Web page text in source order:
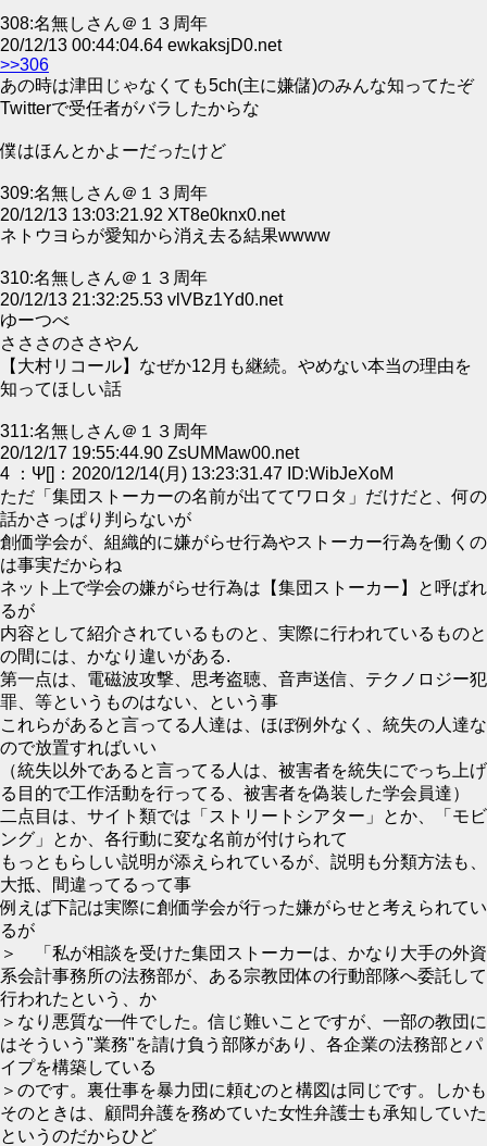
308:名無しさん＠１３周年
20/12/13 00:44:04.64 ewkaksjD0.net
>>306
あの時は津田じゃなくても5ch(主に嫌儲)のみんな知ってたぞ
Twitterで受任者がバラしたからな
僕はほんとかよーだったけど
309:名無しさん＠１３周年
20/12/13 13:03:21.92 XT8e0knx0.net
ネトウヨらが愛知から消え去る結果wwww
310:名無しさん＠１３周年
20/12/13 21:32:25.53 vlVBz1Yd0.net
ゆーつべ
さささのささやん
【大村リコール】なぜか12月も継続。やめない本当の理由を
知ってほしい話
311:名無しさん＠１３周年
20/12/17 19:55:44.90 ZsUMMaw00.net
4 ：Ψ[]：2020/12/14(月) 13:23:31.47 ID:WibJeXoM
ただ「集団ストーカーの名前が出ててワロタ」だけだと、何の
話かさっぱり判らないが
創価学会が、組織的に嫌がらせ行為やストーカー行為を働くの
は事実だからね
ネット上で学会の嫌がらせ行為は【集団ストーカー】と呼ばれ
るが
内容として紹介されているものと、実際に行われているものと
の間には、かなり違いがある.
第一点は、電磁波攻撃、思考盗聴、音声送信、テクノロジー犯
罪、等というものはない、という事
これらがあると言ってる人達は、ほぼ例外なく、統失の人達な
ので放置すればいい
（統失以外であると言ってる人は、被害者を統失にでっち上げ
る目的で工作活動を行ってる、被害者を偽装した学会員達）
二点目は、サイト類では「ストリートシアター」とか、「モビ
ング」とか、各行動に変な名前が付けられて
もっともらしい説明が添えられているが、説明も分類方法も、
大抵、間違ってるって事
例えば下記は実際に創価学会が行った嫌がらせと考えられてい
るが
＞ 「私が相談を受けた集団ストーカーは、かなり大手の外資
系会計事務所の法務部が、ある宗教団体の行動部隊へ委託して
行われたという、か
＞なり悪質な一件でした。信じ難いことですが、一部の教団に
はそういう"業務"を請け負う部隊があり、各企業の法務部とパ
イプを構築している
＞のです。裏仕事を暴力団に頼むのと構図は同じです。しかも
そのときは、顧問弁護を務めていた女性弁護士も承知していた
というのだからひど